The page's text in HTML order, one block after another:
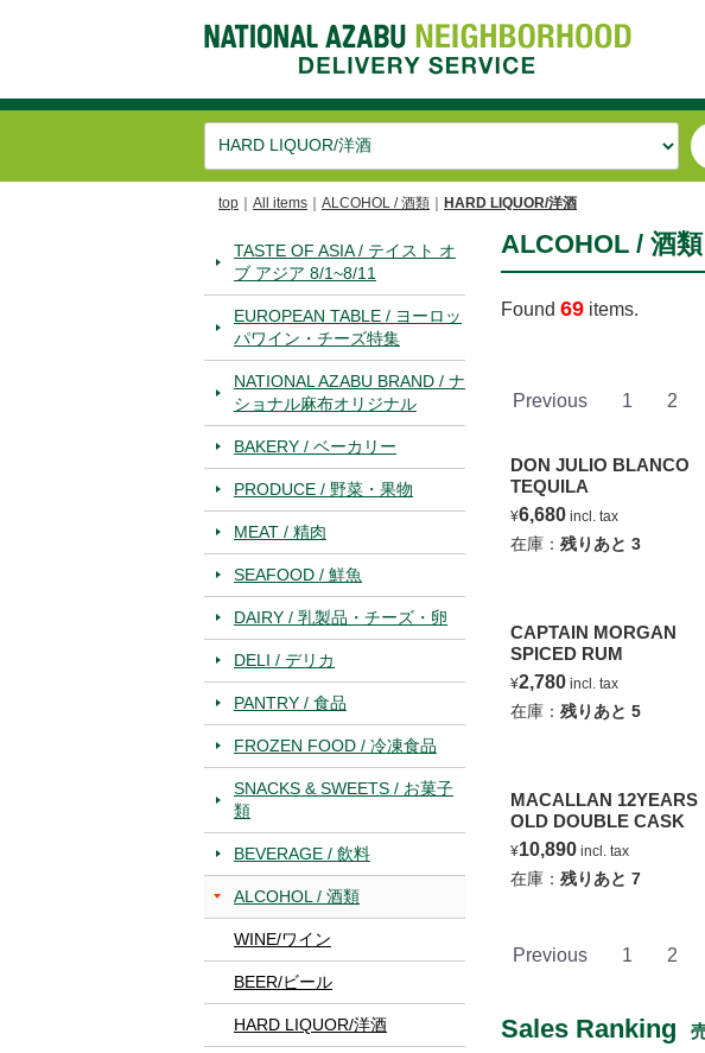
top All items ALCOHOL / 酒類 HARD LIQUOR/洋酒
TASTE OF ASIA / テイスト オ
ブ アジア 8/1~8/11
EUROPEAN TABLE / ヨーロッ
パワイン・チーズ特集
NATIONAL AZABU BRAND / ナ
ショナル麻布オリジナル
BAKERY / ベーカリー
PRODUCE / 野菜・果物
MEAT / 精肉
SEAFOOD / 鮮魚
DAIRY / 乳製品・チーズ・卵
DELI / デリカ
PANTRY / 食品
FROZEN FOOD / 冷凍食品
SNACKS & SWEETS / お菓子
類
BEVERAGE / 飲料
ALCOHOL / 酒類
WINE/ワイン
BEER/ビール
HARD LIQUOR/洋酒
ALCOHOL / 酒
Found 69 items.
Previous 1 2
DON JULIO BLANCO
TEQUILA
¥6,680incl. tax
在庫： 残りあと 3
CAPTAIN MORGAN
SPICED RUM
¥2,780incl. tax
在庫： 残りあと 5
MACALLAN 12YEARS
OLD DOUBLE CASK
¥10,890incl. tax
在庫： 残りあと 7
Previous 1 2
Sales Ranking